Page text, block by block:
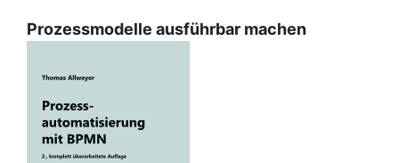
Prozessmodelle ausführbar machen